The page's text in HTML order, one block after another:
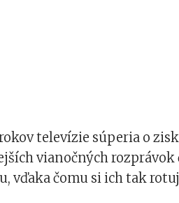
televízie súperia o zisk
vianočných
vďaka čomu si ich tak